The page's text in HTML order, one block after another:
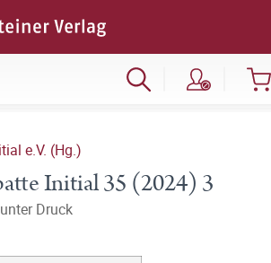
e.V. (Hg.)
Initial 35 (2024) 3
Druck